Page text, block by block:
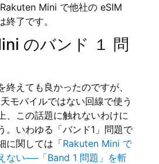
Mini で他社の eSIM
終了です。
のバンド １ 問
終えても良かったのですが、
モバイルではない回線で使う
、この話題に触れないわけに
。いわゆる「バンド1」問題で
に関しては「Rakuten Mini で
ない──「Band 1 問題」を斬